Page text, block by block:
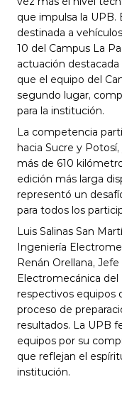
que impulsa la UPB.
destinada a
10 del Campus La
actuación
que el equipo del
segundo lugar,
para la institución.
La competencia
hacia Sucre y
más de 610
edición más larga
representó un
para todos los
Luis Salinas San
Ingeniería
Renán Orellana,
Electromecánica del
respectivos equipos
proceso de
resultados. La UPB
equipos por su
que reflejan el
institución.